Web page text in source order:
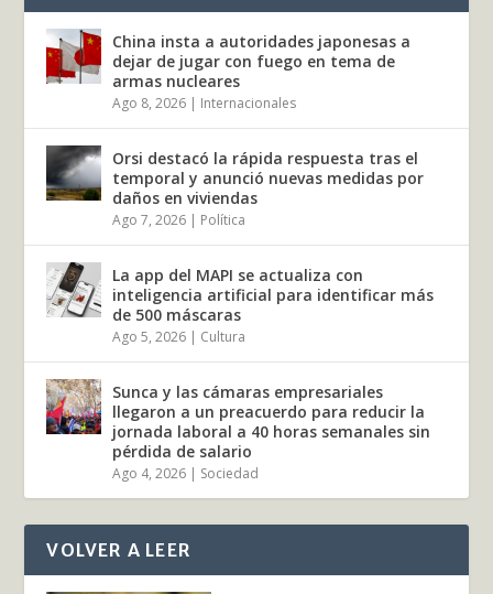
China insta a autoridades japonesas a
dejar de jugar con fuego en tema de
armas nucleares
Ago 8, 2026 | Internacionales
Orsi destacó la rápida respuesta tras el
temporal y anunció nuevas medidas por
daños en viviendas
Ago 7, 2026 | Política
La app del MAPI se actualiza con
inteligencia artificial para identificar más
de 500 máscaras
Ago 5, 2026 | Cultura
Sunca y las cámaras empresariales
llegaron a un preacuerdo para reducir la
jornada laboral a 40 horas semanales sin
pérdida de salario
Ago 4, 2026 | Sociedad
VOLVER A LEER